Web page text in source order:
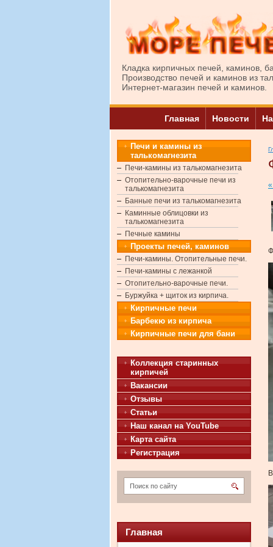
Кладка кирпичных печей, каминов,
Производство печей и каминов из
Интернет-магазин печей и каминов.
Главная Новости
Печи и камины из
талькомагнезита
Печи-камины из талькомагнезита
Отопительно-варочные печи из
талькомагнезита
Банные печи из талькомагнезита
Каминные облицовки из
талькомагнезита
Печные камины
Проекты печей, каминов
Печи-камины. Отопительные печи.
Печи-камины с лежанкой
Отопительно-варочные печи.
Буржуйка + щиток из кирпича.
Кирпичные печи
Барбекю из кирпича
Кирпичные печи для бани
Коллекция старинных
кирпичей
Вакансии
Отзывы
Статьи
Наш канал на YouTube
Карта сайта
Регистрация
Главная